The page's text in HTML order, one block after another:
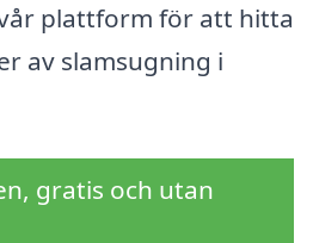
plattform för att hitta
av slamsugning i
gratis och utan